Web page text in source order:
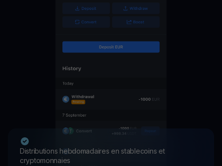
Distributions hebdomadaires en stablecoins et
cryptomonnaies